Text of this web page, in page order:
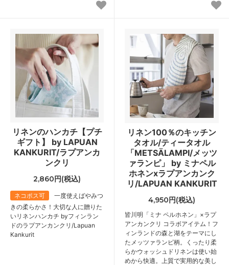
リネンのハンカチ【プチ
ギフト】 by LAPUAN
KANKURIT/ラプアンカ
ンクリ
2,860円(税込)
ネコポス可
一度使えばやみつ
きの柔らかさ！大切な人に贈りた
いリネンハンカチ byフィンラン
ドのラプアンカンクリ/Lapuan
Kankurit
リネン100％のキッチン
タオル/ティータオル
「METSÄLAMPI/メッツ
ァランピ」 by ミナペル
ホネンxラプアンカンク
リ/LAPUAN KANKURIT
4,950円(税込)
皆川明「ミナ ペルホネン」×ラプ
アンカンクリ コラボアイテム！フ
ィンランドの森と湖をテーマにし
たメッツァランピ柄。くったり柔
らかウォッシュドリネンは使い始
めから快適。上質で実用的な美し